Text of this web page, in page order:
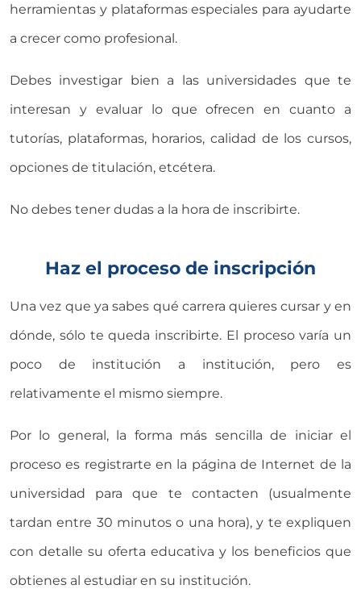
herramientas y plataformas especiales para ayudarte
a crecer como profesional.
Debes investigar bien a las universidades que te
interesan y evaluar lo que ofrecen en cuanto a
tutorías, plataformas, horarios, calidad de los cursos,
opciones de titulación, etcétera.
No debes tener dudas a la hora de inscribirte.
Haz el proceso de inscripción
Una vez que ya sabes qué carrera quieres cursar y en
dónde, sólo te queda inscribirte. El proceso varía un
poco de institución a institución, pero es
relativamente el mismo siempre.
Por lo general, la forma más sencilla de iniciar el
proceso es registrarte en la página de Internet de la
universidad para que te contacten (usualmente
tardan entre 30 minutos o una hora), y te expliquen
con detalle su oferta educativa y los beneficios que
obtienes al estudiar en su institución.